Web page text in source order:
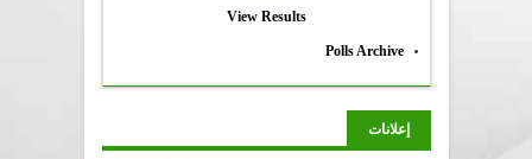
View Results
Polls Archive
إعلانات